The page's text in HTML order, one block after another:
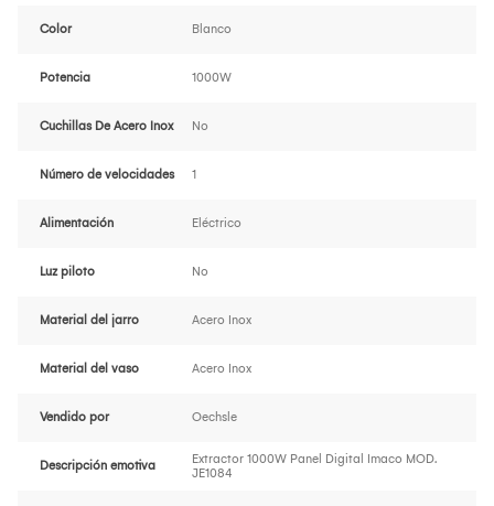
Color Blanco
Potencia 1000W
Cuchillas De Acero Inox No
Número de velocidades 1
Alimentación Eléctrico
Luz piloto No
Material del jarro Acero Inox
Material del vaso Acero Inox
Vendido por Oechsle
Descripción emotiva
Extractor 1000W Panel Digital Imaco MOD.
JE1084